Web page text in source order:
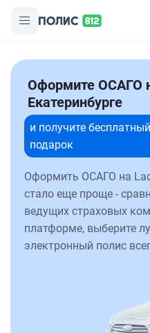
Оформите ОСАГО
Екатеринбурге
и получите
подарок
Оформить ОСАГО на
стало еще проще -
ведущих страховых
платформе, выберите
электронный полис